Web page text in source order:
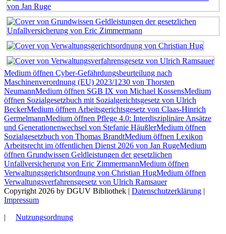
Medium öffnen Cyber-Gefährdungsbeurteilung nach
Maschinenverordnung (EU) 2023/1230 von Thorsten
NeumannMedium öffnen SGB IX von Michael KossensMedium
öffnen Sozialgesetzbuch mit Sozialgerichtsgesetz von Ulrich
BeckerMedium öffnen Arbeitsgerichtsgesetz von Claas-Hinrich
GermelmannMedium öffnen Pflege 4.0: Interdisziplinäre Ansätze
und Generationenwechsel von Stefanie HäußlerMedium öffnen
Sozialgesetzbuch von Thomas BrandtMedium öffnen Lexikon
Arbeitsrecht im öffentlichen Dienst 2026 von Jan RugeMedium
öffnen Grundwissen Geldleistungen der gesetzlichen
Unfallversicherung von Eric ZimmermannMedium öffnen
Verwaltungsgerichtsordnung von Christian HugMedium öffnen
Verwaltungsverfahrensgesetz von Ulrich Ramsauer
Copyright 2026 by DGUV Bibliothek | Datenschutzerklärung |
Impressum
| Nutzungsordnung